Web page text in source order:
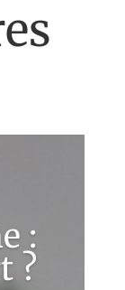
:
?